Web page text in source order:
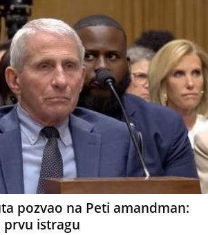
pozvao na Peti amandman:
istragu